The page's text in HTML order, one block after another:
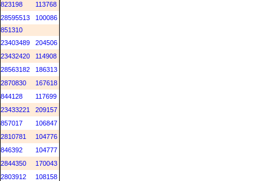
823198
113768
28595513
100086
851310
23403489
204506
23432420
114908
28563182
186313
2870830
167618
844128
117699
23433221
209157
857017
106847
2810781
104776
846392
104777
2844350
170043
2803912
108158